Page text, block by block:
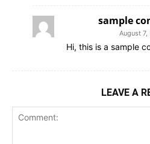
sample
August
Hi, this is a sample
LEAVE A